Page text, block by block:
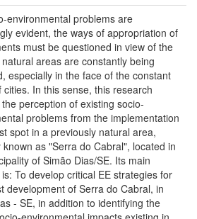
environmental problems are
evident, the ways of appropriation of
must be questioned in view of the
areas are constantly being
especially in the face of the constant
cities. In this sense, this research
perception of existing socio-
problems from the implementation
spot in a previously natural area,
known as "Serra do Cabral", located in
of Simão Dias/SE. Its main
To develop critical EE strategies for
development of Serra do Cabral, in
- SE, in addition to identifying the